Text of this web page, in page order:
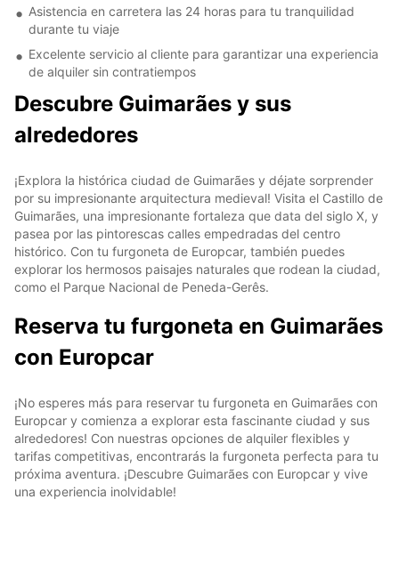
Asistencia en carretera las 24 horas para tu tranquilidad
durante tu viaje
Excelente servicio al cliente para garantizar una experiencia
de alquiler sin contratiempos
Descubre Guimarães y sus
alrededores
¡Explora la histórica ciudad de Guimarães y déjate sorprender
por su impresionante arquitectura medieval! Visita el Castillo de
Guimarães, una impresionante fortaleza que data del siglo X, y
pasea por las pintorescas calles empedradas del centro
histórico. Con tu furgoneta de Europcar, también puedes
explorar los hermosos paisajes naturales que rodean la ciudad,
como el Parque Nacional de Peneda-Gerês.
Reserva tu furgoneta en Guimarães
con Europcar
¡No esperes más para reservar tu furgoneta en Guimarães con
Europcar y comienza a explorar esta fascinante ciudad y sus
alrededores! Con nuestras opciones de alquiler flexibles y
tarifas competitivas, encontrarás la furgoneta perfecta para tu
próxima aventura. ¡Descubre Guimarães con Europcar y vive
una experiencia inolvidable!